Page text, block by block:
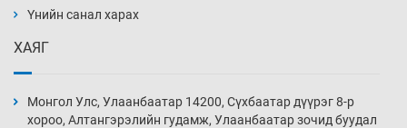
нэмэгджээ
Өчигдөр 13 цаг 30 мин
Үнийн санал харах
ХАЯГ
Монгол Улс, Улаанбаатар 14200, Сүхбаатар дүүрэг 8-р
хороо, Алтангэрэлийн гудамж, Улаанбаатар зочид буудал